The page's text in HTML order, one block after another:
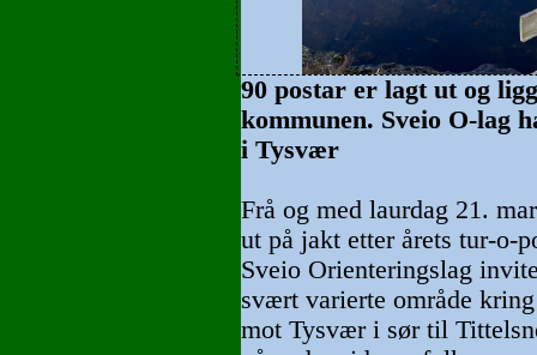
90 postar er lagt ut og
kommunen. Sveio O-lag
i Tysvær
Frå og med laurdag 21.
ut på jakt etter årets tur-o-
Sveio Orienteringslag
svært varierte område
mot Tysvær i sør til